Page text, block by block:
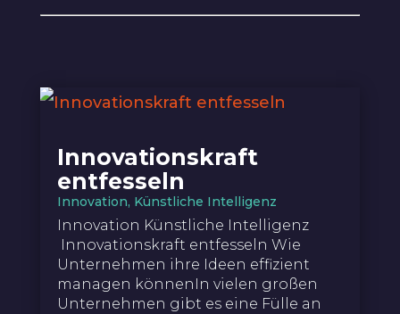
Innovationskraft
entfesseln
Innovation, Künstliche Intelligenz
Innovation Künstliche Intelligenz
Innovationskraft entfesseln Wie
Unternehmen ihre Ideen effizient
managen könnenIn vielen großen
Unternehmen gibt es eine Fülle an